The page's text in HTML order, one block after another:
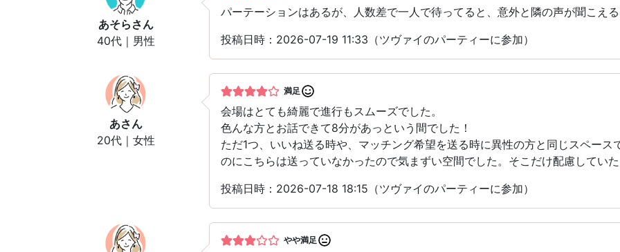
あそら さん
40代｜男性
パーテーションはあるが、人数差で一人で待ってると、意外と隣の声が聞こえ
投稿日時：2026-07-19 11:33（ツヴァイのパーティーに参加）
あさん
20代｜女性
満足
会場はとても綺麗で進行もスムーズでした。
色んな方とお話できて8分があっという間でした！
ただ1つ、いいね送る時や、マッチング希望を送る時に異性の方と同じスペー
のにこちらは送っていなかったので気まずい空間でした。そこだけ配慮してい
投稿日時：2026-07-18 18:15（ツヴァイのパーティーに参加）
やや満足